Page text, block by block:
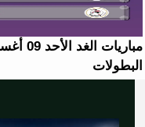
البطولات